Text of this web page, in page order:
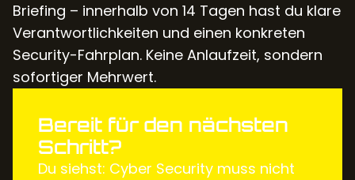
Briefing – innerhalb von 14 Tagen hast du klare
Verantwortlichkeiten und einen konkreten
Security-Fahrplan. Keine Anlaufzeit, sondern
sofortiger Mehrwert.
Bereit für den nächsten
Schritt?
Du siehst: Cyber Security muss nicht